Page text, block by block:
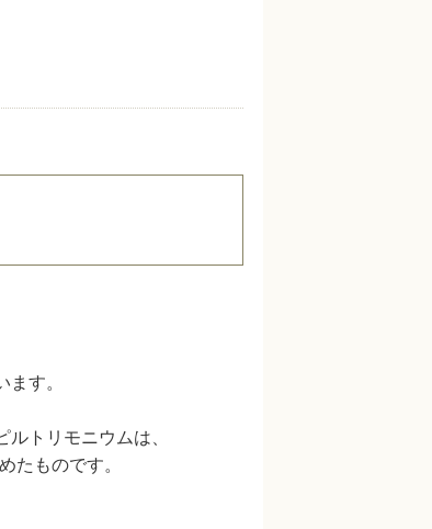
す。
トリモニウムは、
たものです。